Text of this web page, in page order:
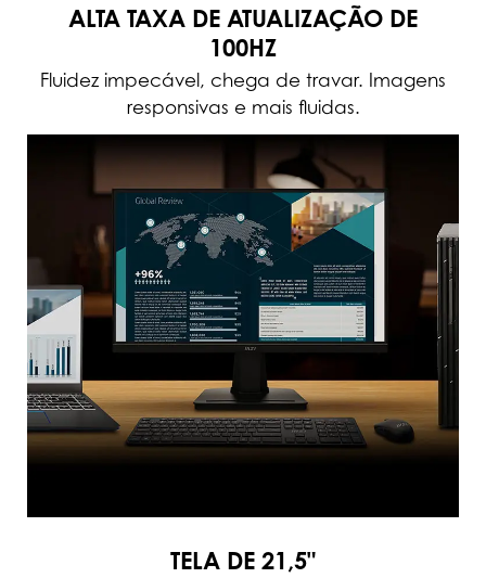
ALTA TAXA DE ATUALIZAÇÃO DE
100HZ
Fluidez impecável, chega de travar. Imagens
responsivas e mais fluidas.
TELA DE 21,5"